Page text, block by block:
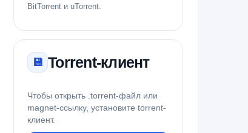
BitTorrent и uTorrent.
💾 Torrent-клиент
Чтобы открыть .torrent-файл или
magnet-ссылку, установите torrent-
клиент.